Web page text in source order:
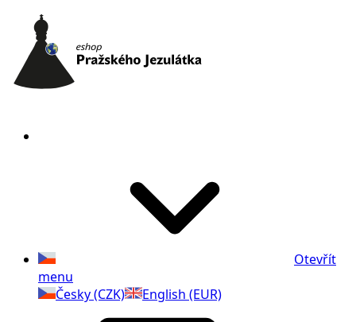
Otevřít
menu
Česky (CZK)
English (EUR)